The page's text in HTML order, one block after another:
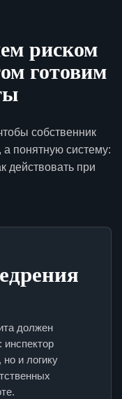
риском
готовим
собственник
понятную систему:
действовать при
должен
и логику